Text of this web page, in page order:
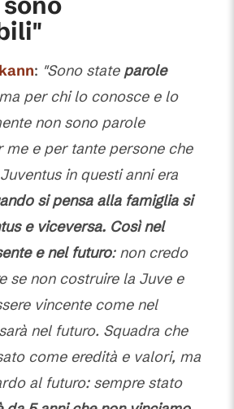
: "Sono state parole
per chi lo conosce e lo
non sono parole
me e per tante persone che
in questi anni era
si pensa alla famiglia si
e viceversa. Così nel
e nel futuro: non credo
se non costruire la Juve e
vincente come nel
nel futuro. Squadra che
come eredità e valori, ma
al futuro: sempre stato